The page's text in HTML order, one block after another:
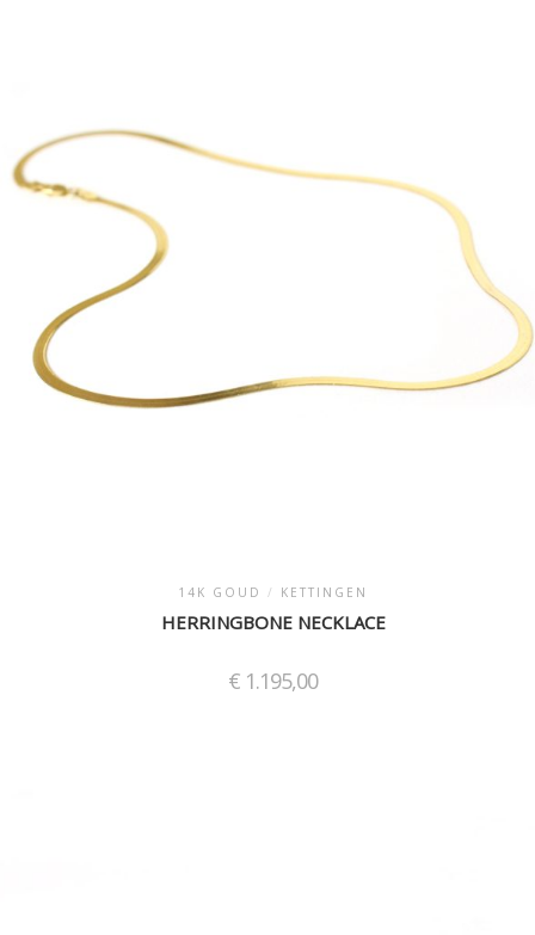
14K GOUD / KETTINGEN
HERRINGBONE NECKLACE
€ 1.195,00